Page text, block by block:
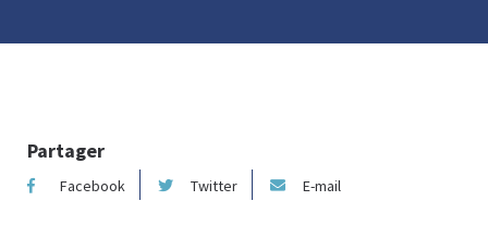
Partager
Facebook Twitter E-mail